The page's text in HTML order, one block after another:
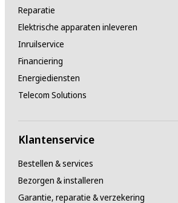
Reparatie
Elektrische apparaten inleveren
Inruilservice
Financiering
Energiediensten
Telecom Solutions
Klantenservice
Bestellen & services
Bezorgen & installeren
Garantie, reparatie & verzekering